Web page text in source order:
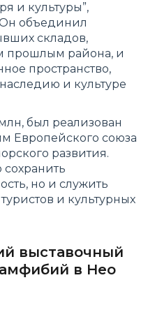
и культуры”,
объединил
складов,
прошлым района, и
пространство,
и культуре
был реализован
Европейского союза
развития.
сохранить
но и служить
и культурных
выставочный
в Нео